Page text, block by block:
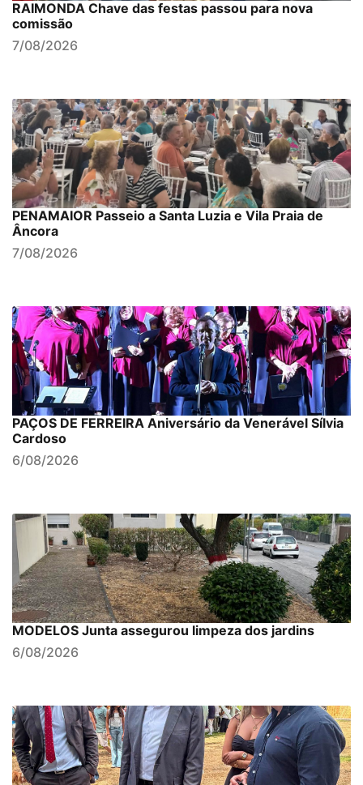
RAIMONDA Chave das festas passou para nova
comissão
7/08/2026
PENAMAIOR Passeio a Santa Luzia e Vila Praia de
Âncora
7/08/2026
PAÇOS DE FERREIRA Aniversário da Venerável Sílvia
Cardoso
6/08/2026
MODELOS Junta assegurou limpeza dos jardins
6/08/2026